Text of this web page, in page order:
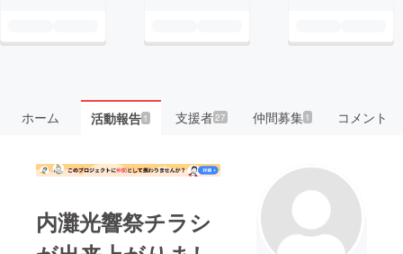
ホーム 活動報告1 支援者27 仲間募集 1 コメント
内灘光響祭チラシ